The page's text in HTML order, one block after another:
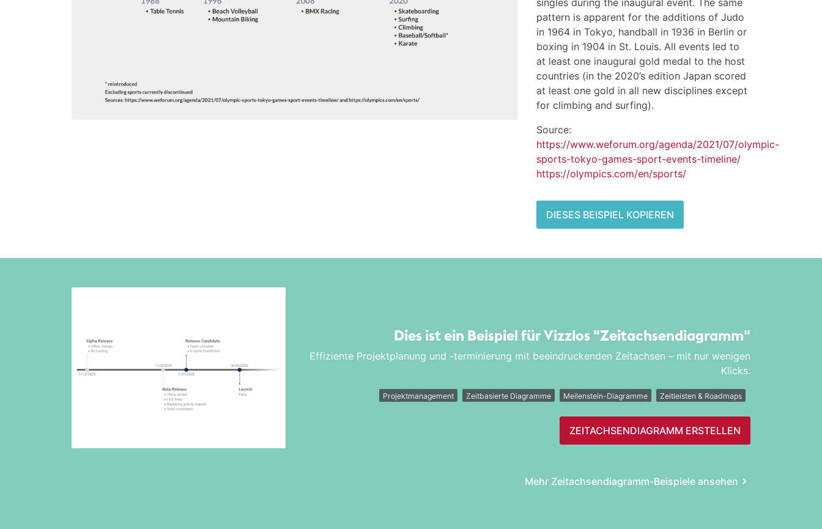
singles during the inaugural event. The same
pattern is apparent for the additions of Judo
in 1964 in Tokyo, handball in 1936 in Berlin or
boxing in 1904 in St. Louis. All events led to
at least one inaugural gold medal to the host
countries (in the 2020’s edition Japan scored
at least one gold in all new disciplines except
for climbing and surfing).
Source:
https://www.weforum.org/agenda/2021/07/olympic-
sports-tokyo-games-sport-events-timeline/
https://olympics.com/en/sports/
DIESES BEISPIEL KOPIEREN
Dies ist ein Beispiel für Vizzlos "Zeitachsen­diagramm"
Effiziente Projektplanung und -terminierung mit beeindruckenden Zeitachsen – mit nur wenigen
Klicks.
Projektmanagement Zeitbasierte Diagramme Meilenstein-Diagramme Zeitleisten & Roadmaps
ZEITACHSEN­DIAGRAMM ERSTELLEN
Mehr Zeitachsen­diagramm-Beispiele ansehen